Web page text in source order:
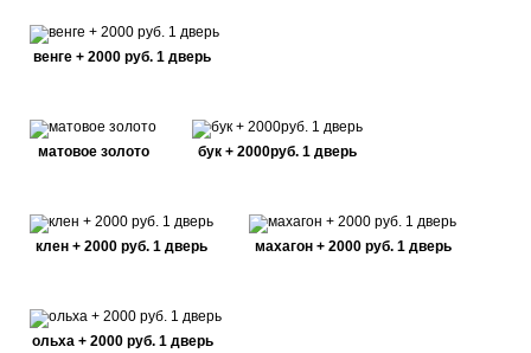
венге + 2000 руб. 1 дверь
матовое золото бук + 2000руб. 1 дверь
клен + 2000 руб. 1 дверь махагон + 2000 руб. 1 дверь
ольха + 2000 руб. 1 дверь